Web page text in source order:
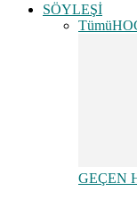
SÖYLEŞİ
Tümü
GEÇEN